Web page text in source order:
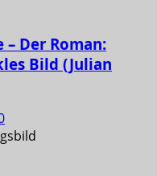
Der Roman:
Bild (Julian